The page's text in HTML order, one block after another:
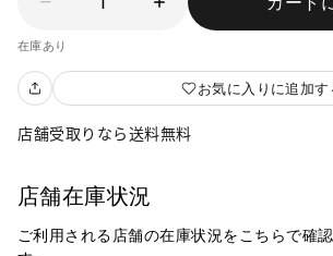
在庫あり
お気に入りに追加す
店舗受取りなら送料無料
店舗在庫状況
ご利用される店舗の在庫状況をこちらで確